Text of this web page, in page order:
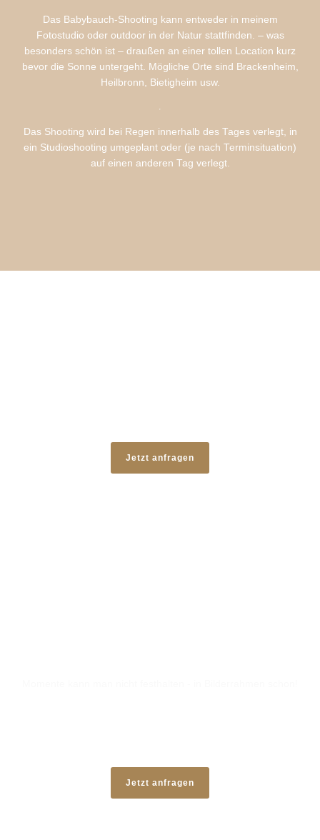
Das Babybauch-Shooting kann entweder in meinem
Fotostudio oder outdoor in der Natur stattfinden. – was
besonders schön ist – draußen an einer tollen Location kurz
bevor die Sonne untergeht. Mögliche Orte sind Brackenheim,
Heilbronn, Bietigheim usw.
Das Shooting wird bei Regen innerhalb des Tages verlegt, in
ein Studioshooting umgeplant oder (je nach Terminsituation)
auf einen anderen Tag verlegt.
Jetzt anfragen
Jetzt anfragen